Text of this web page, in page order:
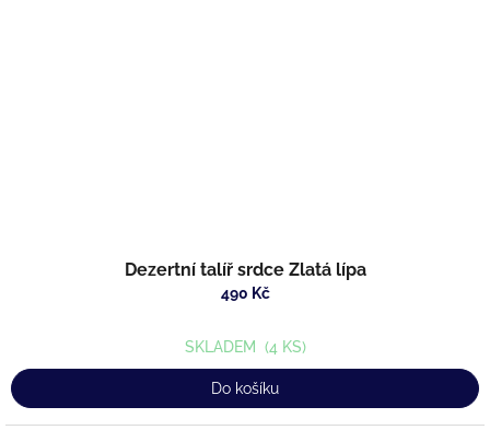
Dezertní talíř srdce Zlatá lípa
490 Kč
SKLADEM (4 KS)
Do košíku